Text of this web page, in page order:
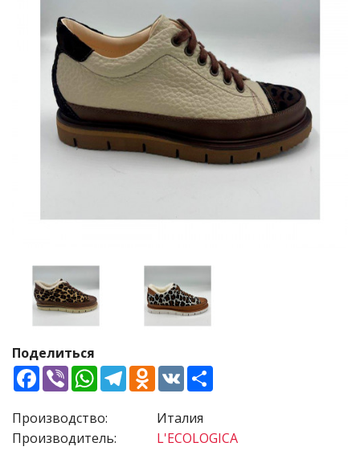
Поделиться
Facebook
ViberWhatsApp
TelegramOdnoklassniki
VK
Производство:
Производитель:
Италия
L'ECOLOGICA